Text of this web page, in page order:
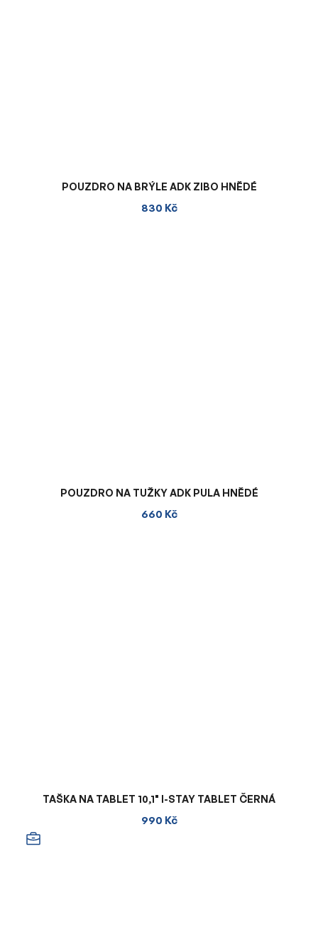
POUZDRO NA BRÝLE ADK ZIBO HNĚDÉ
830 Kč
POUZDRO NA TUŽKY ADK PULA HNĚDÉ
660 Kč
TAŠKA NA TABLET 10,1" I-STAY TABLET ČERNÁ
990 Kč